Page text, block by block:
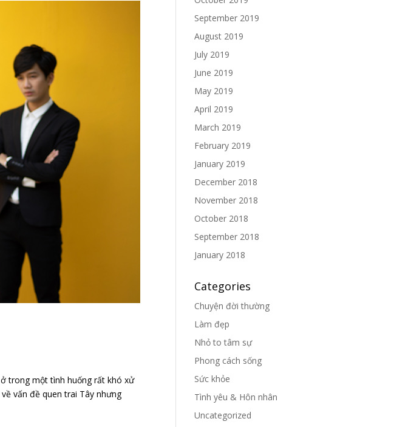
trong một tình huống rất khó xử
vấn đề quen trai Tây nhưng
September 2019
August 2019
July 2019
June 2019
May 2019
April 2019
March 2019
February 2019
January 2019
December 2018
November 2018
October 2018
September 2018
January 2018
Categories
Chuyện đời thường
Làm đẹp
Nhỏ to tâm sự
Phong cách sống
Sức khỏe
Tình yêu & Hôn nhân
Uncategorized